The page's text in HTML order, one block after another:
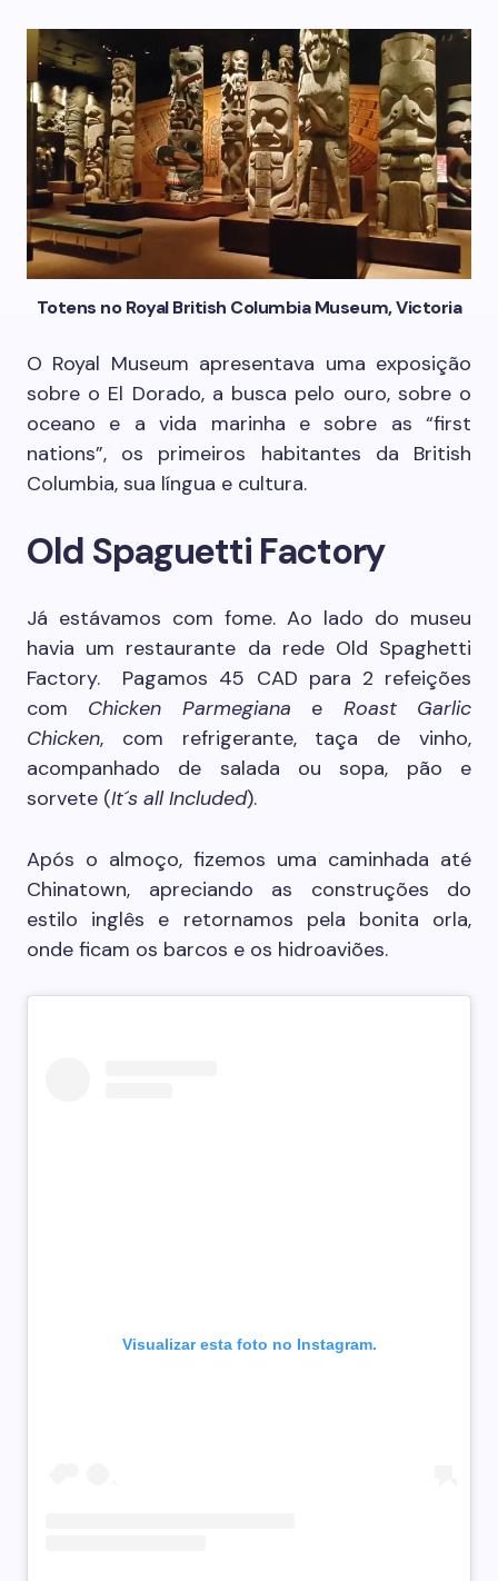
Totens no Royal British Columbia Museum, Victoria
O Royal Museum apresentava uma exposição
sobre o El Dorado, a busca pelo ouro, sobre o
oceano e a vida marinha e sobre as “first
nations”, os primeiros habitantes da British
Columbia, sua língua e cultura.
Old Spaguetti Factory
Já estávamos com fome. Ao lado do museu
havia um restaurante da rede Old Spaghetti
Factory. Pagamos 45 CAD para 2 refeições
com Chicken Parmegiana e Roast Garlic
Chicken, com refrigerante, taça de vinho,
acompanhado de salada ou sopa, pão e
sorvete (It´s all Included).
Após o almoço, fizemos uma caminhada até
Chinatown, apreciando as construções do
estilo inglês e retornamos pela bonita orla,
onde ficam os barcos e os hidroaviões.
Visualizar esta foto no Instagram.